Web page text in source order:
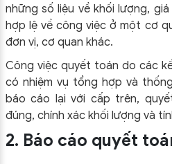
những số liệu về khối lượng,
hợp lệ về công việc ở một cơ
đơn vị, cơ quan khác.
Công việc quyết toán do các
có nhiệm vụ tổng hợp và
báo cáo lại với cấp trên,
đúng, chính xác khối lượng và
2. Báo cáo quyết